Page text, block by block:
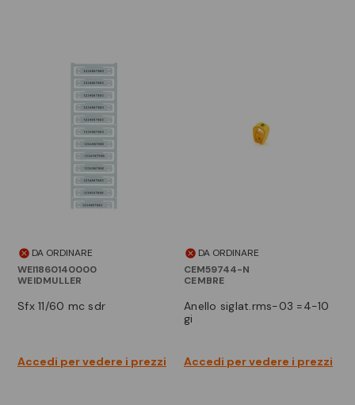
DA ORDINARE
WEI1860140000
WEIDMULLER
sfx 11/60 mc sdr
Accedi per vedere i prezzi
DA ORDINARE
CEM59744-N
CEMBRE
anello siglat.rms-03 =4-10
gi
Accedi per vedere i prezzi